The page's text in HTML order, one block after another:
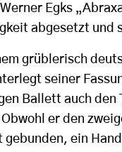
Egks
abgesetzt und
grüblerisch
seiner
Ballett auch
er den
ein